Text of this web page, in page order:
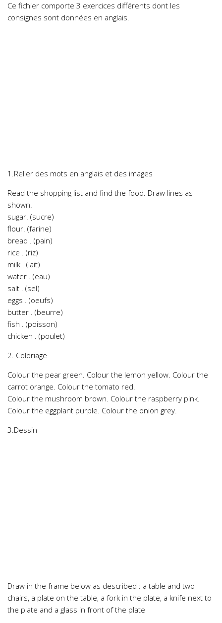
Ce fichier comporte 3 exercices différents dont les
consignes sont données en anglais.
1.Relier des mots en anglais et des images
Read the shopping list and find the food. Draw lines as
shown.
sugar. (sucre)
flour. (farine)
bread . (pain)
rice . (riz)
milk . (lait)
water . (eau)
salt . (sel)
eggs . (oeufs)
butter . (beurre)
fish . (poisson)
chicken . (poulet)
2. Coloriage
Colour the pear green. Colour the lemon yellow. Colour the
carrot orange. Colour the tomato red.
Colour the mushroom brown. Colour the raspberry pink.
Colour the eggplant purple. Colour the onion grey.
3.Dessin
Draw in the frame below as described : a table and two
chairs, a plate on the table, a fork in the plate, a knife next to
the plate and a glass in front of the plate